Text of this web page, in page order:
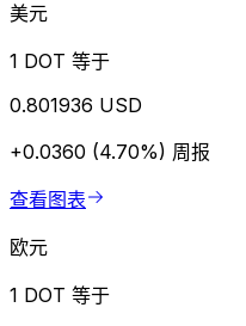
美元
1 DOT 等于
0.801936 USD
+0.0360 (4.70%) 周报
查看图表
欧元
1 DOT 等于